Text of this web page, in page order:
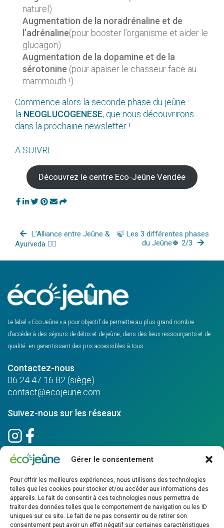
Gérer le consentement
Pour offrir les meilleures expériences, nous utilisons des technologies
telles que les cookies pour stocker et/ou accéder aux informations des
appareils. Le fait de consentir à ces technologies nous permettra de
traiter des données telles que le comportement de navigation ou les ID
uniques sur ce site. Le fait de ne pas consentir ou de retirer son
consentement peut avoir un effet négatif sur certaines caractéristiques
naturel)
Augmentation de la noradrénaline et de
l’adrénaline(pour booster l’organisme et aider le
glucagon)
Augmentation de la dopamine et de la
sérotonine (pour apaiser le chasseur face au
mammouth !)
Commence alors la seconde phase du jeûne :
la NEOGLUCOGENESE, que nous découvrirons
dans la prochaine newsletter !
A SUIVRE ...
Découvrez le centre Eco-Jeûne Vendée
L’Alliance entre Jeûne &
Ayurveda 🧘‍♂️
🍃 Les 3 différentes phases
du Jeûne🍀 2/3
Le label « Eco-Jeûne » a pour objectif de permettre au plus grand nombre
d’accéder à des séjours de détox et de jeûne, dans des lieux ressourçants et de
qualité…en garantissant des prix accessibles à tous.
Contactez-nous
06 24 47 16 82 (siège)
contact@ecojeune.com
Suivez-nous sur les réseaux
nouveaux centres,
inscrivez-vous à la newsletter
Vous n'êtes pas un robot ? 10 + 4 = :